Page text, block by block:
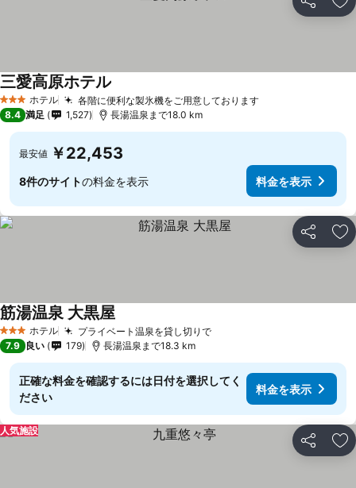
シェア お
3 ホテルのランク
ホテル 各階に便利な製氷機をご用意しております料金を表示
三愛高原ホテル
8.4 満足 1,527 長湯温泉まで18.0 km
最安値 ￥22,453
8件のサイトの料金を表示 料金を表示
シェア お
3 ホテルのランク
ホテル プライベート温泉を貸し切りで料金を表示
筋湯温泉 大黒屋料金を表示
7.9 良い 179 長湯温泉まで18.3 km
正確な料金を確認するには日付を選択してく
ださい
料金を表示
シェア お
人気施設